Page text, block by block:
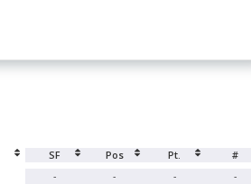
SF Pos Pt. #
- - - -